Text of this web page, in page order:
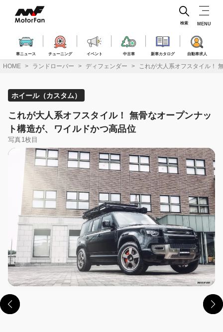
ス
車ニュース チューニング イベント 中古車 新車カタログ 自動車求人
検索 MENU
HOME ランドローバー ディフェンダー これが大人系オフスタイル！
ホイール（カスタム）
これが大人系オフスタイル！ 無骨なオープンナッ
ト構造が、ワイルドかつ高品位
写真1枚目